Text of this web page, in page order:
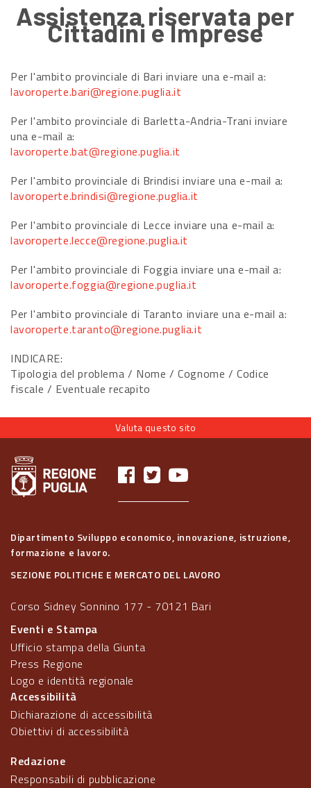
Assistenza riservata per
Cittadini e Imprese
Per l'ambito provinciale di Bari inviare una e-mail a:
lavoroperte.bari@regione.puglia.it
Per l'ambito provinciale di Barletta-Andria-Trani inviare
una e-mail a:
lavoroperte.bat@regione.puglia.it
Per l'ambito provinciale di Brindisi inviare una e-mail a:
lavoroperte.brindisi@regione.puglia.it
Per l'ambito provinciale di Lecce inviare una e-mail a:
lavoroperte.lecce@regione.puglia.it
Per l'ambito provinciale di Foggia inviare una e-mail a:
lavoroperte.foggia@regione.puglia.it
Per l'ambito provinciale di Taranto inviare una e-mail a:
lavoroperte.taranto@regione.puglia.it
INDICARE:
Tipologia del problema / Nome / Cognome / Codice
fiscale / Eventuale recapito
Valuta questo sito
Dipartimento Sviluppo economico, innovazione, istruzione,
formazione e lavoro.
SEZIONE POLITICHE E MERCATO DEL LAVORO
Corso Sidney Sonnino 177 - 70121 Bari
Eventi e Stampa
Ufficio stampa della Giunta
Press Regione
Logo e identità regionale
Accessibilità
Dichiarazione di accessibilità
Obiettivi di accessibilità
Redazione
Responsabili di pubblicazione